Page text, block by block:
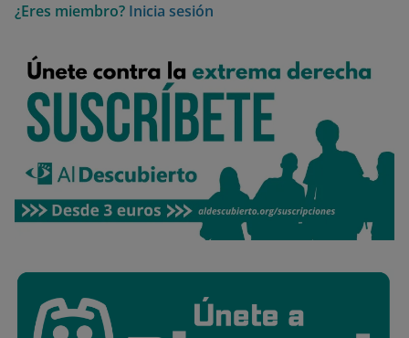
¿Eres miembro? Inicia sesión